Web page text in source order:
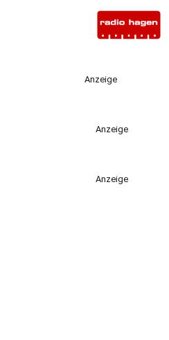
Anzeige
Anzeige
Anzeige